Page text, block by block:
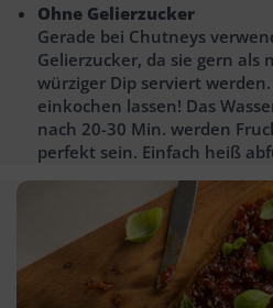
Ohne Gelierzucker
Gerade bei Chutneys
Gelierzucker, da sie gern als
würziger Dip serviert
einkochen lassen! Das
nach 20-30 Min. werden
perfekt sein. Einfach heiß